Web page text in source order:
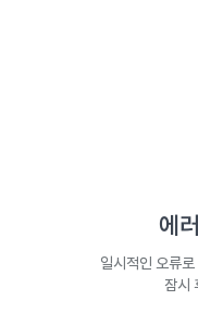
에
일시적인 오류
잠시